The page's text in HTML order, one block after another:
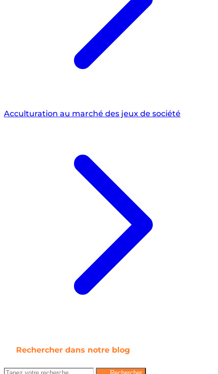
Acculturation au marché des jeux de société
Rechercher dans notre blog